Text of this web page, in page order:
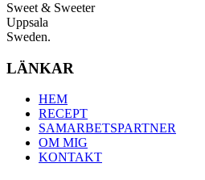
Sweet & Sweeter
Uppsala
Sweden.
LÄNKAR
HEM
RECEPT
SAMARBETSPARTNER
OM MIG
KONTAKT